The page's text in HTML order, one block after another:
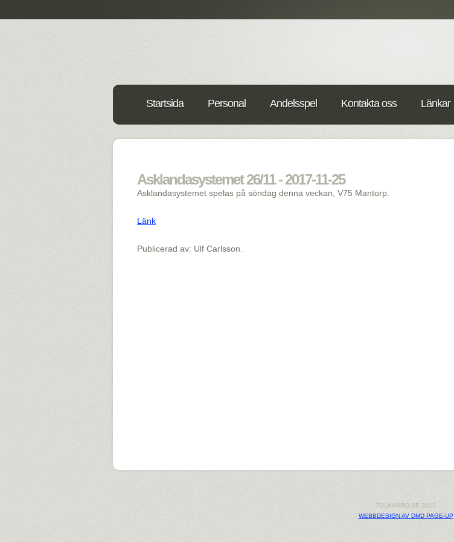
Startsida Personal Andelsspel Kontakta oss Länkar
Asklandasystemet 26/11 - 2017-11-25
Asklandasystemet spelas på söndag denna veckan, V75 Mantorp.
Länk
Publicerad av: Ulf Carlsson.
TOLKABRO.SE 2012
WEBBDESIGN AV DMD PAGE-UP